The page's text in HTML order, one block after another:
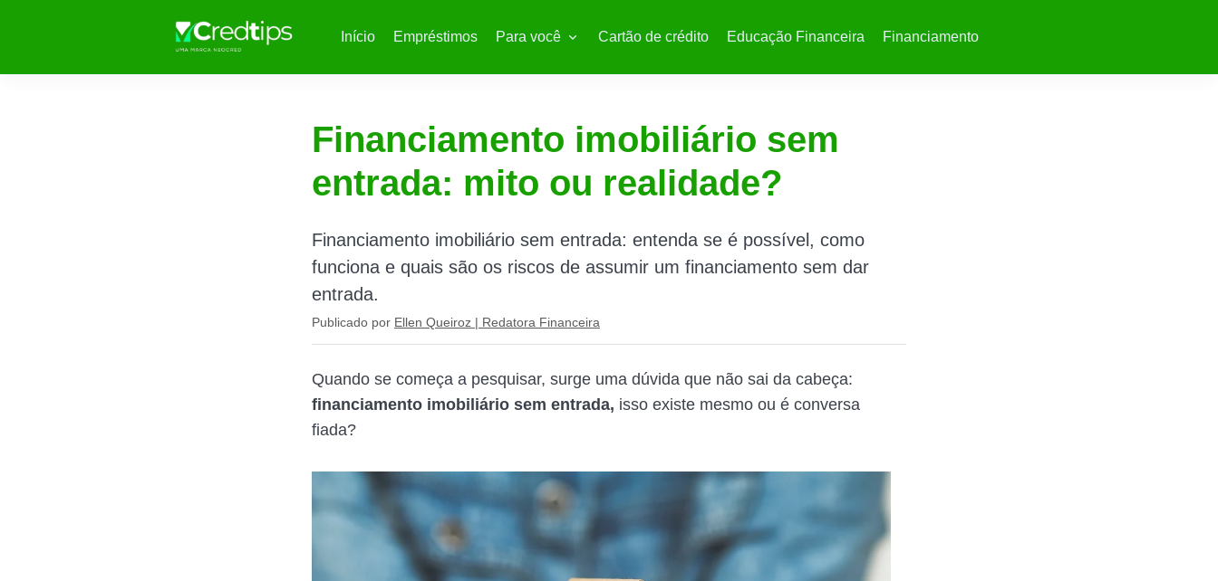
Início Empréstimos Para você Cartão de crédito Educação Financeira Financiamento
Financiamento imobiliário sem
entrada: mito ou realidade?
Financiamento imobiliário sem entrada: entenda se é possível, como
funciona e quais são os riscos de assumir um financiamento sem dar
entrada.
Publicado por Ellen Queiroz | Redatora Financeira
Quando se começa a pesquisar, surge uma dúvida que não sai da cabeça:
financiamento imobiliário sem entrada, isso existe mesmo ou é conversa
fiada?